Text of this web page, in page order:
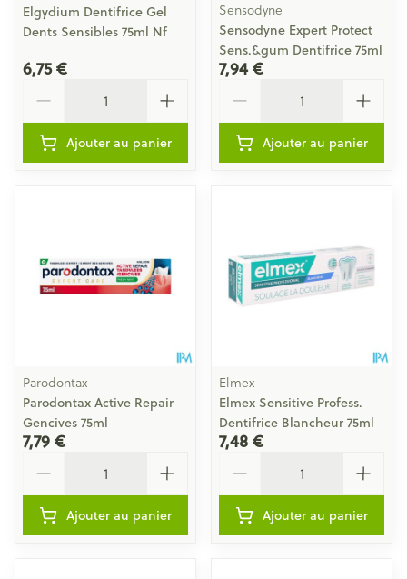
Elgydium Dentifrice Gel
Dents Sensibles 75ml Nf
6,75 €
Ajouter au panier
Sensodyne
Sensodyne Expert Protect
Sens.&gum Dentifrice 75ml
7,94 €
Ajouter au panier
Parodontax
Parodontax Active Repair
Gencives 75ml
7,79 €
Ajouter au panier
Elmex
Elmex Sensitive Profess.
Dentifrice Blancheur 75ml
7,48 €
Ajouter au panier